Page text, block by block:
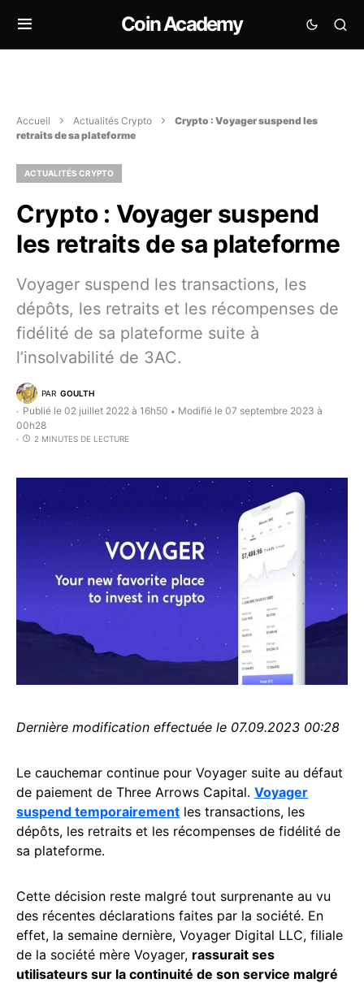
Coin Academy
Accueil Actualités Crypto
Crypto : Voyager suspend les
retraits de sa plateforme
ACTUALITÉS CRYPTO
Crypto : Voyager suspend
les retraits de sa plateforme
Voyager suspend les transactions, les
dépôts, les retraits et les récompenses de
fidélité de sa plateforme suite à
l’insolvabilité de 3AC.
PAR GOULTH
Publié le 02 juillet 2022 à 16h50 • Modifié le 07 septembre 2023 à
00h28
2 MINUTES DE LECTURE
Dernière modification effectuée le 07.09.2023 00:28
Le cauchemar continue pour Voyager suite au défaut
de paiement de Three Arrows Capital. Voyager
suspend temporairement les transactions, les
dépôts, les retraits et les récompenses de fidélité de
sa plateforme.
Cette décision reste malgré tout surprenante au vu
des récentes déclarations faites par la société. En
effet, la semaine dernière, Voyager Digital LLC, filiale
de la société mère Voyager, rassurait ses
utilisateurs sur la continuité de son service malgré